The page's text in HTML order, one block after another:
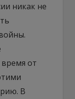
никак не
от
В